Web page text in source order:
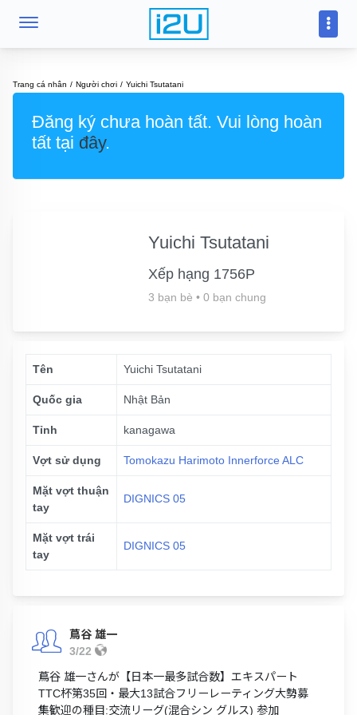
Trang cá nhân Người chơi Yuichi Tsutatani
Đăng ký chưa hoàn tất. Vui lòng hoàn
tất tại đây.
Yuichi Tsutatani
Xếp hạng 1756P
3 bạn bè • 0 bạn chung
Tên Yuichi Tsutatani
Quốc gia Nhật Bản
Tỉnh kanagawa
Vợt sử dụng Tomokazu Harimoto Innerforce ALC
Mặt vợt thuận
tay
DIGNICS 05
Mặt vợt trái
tay
DIGNICS 05
蔦谷 雄一
3/22
蔦谷 雄一さんが【日本一最多試合数】エキスパート
TTC杯第35回・最大13試合フリーレーティング大勢募
集歓迎の種目:交流リーグ(混合シン グルス) 参加